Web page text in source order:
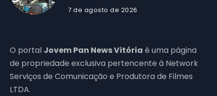
7 de agosto de 2026
O portal Jovem Pan News Vitória é uma página
de propriedade exclusiva pertencente à Network
Serviços de Comunicação e Produtora de Filmes
LTDA.